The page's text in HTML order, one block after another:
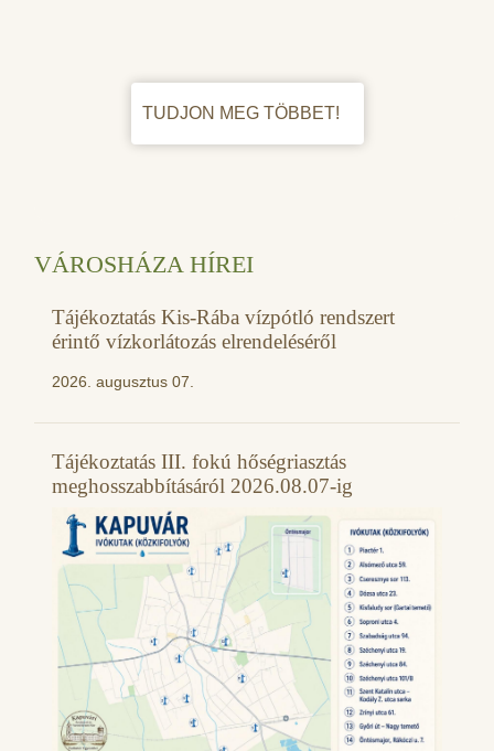
TUDJON MEG TÖBBET!
VÁROSHÁZA HÍREI
Tájékoztatás Kis-Rába vízpótló rendszert
érintő vízkorlátozás elrendeléséről
2026. augusztus 07.
Tájékoztatás III. fokú hőségriasztás
meghosszabbításáról 2026.08.07-ig